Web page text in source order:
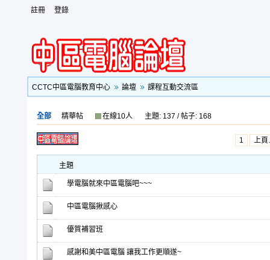
註冊 登錄
CCTC中區電腦教育中心 論壇 課程互動交流區
全部 精華帖 在線10人 主題: 137 / 帖子: 168
1 上
主題
學電腦就來中區電腦吧~~~
中區電腦揪感心
優質補習班
感謝和美中區電腦 讓我工作更順遂~